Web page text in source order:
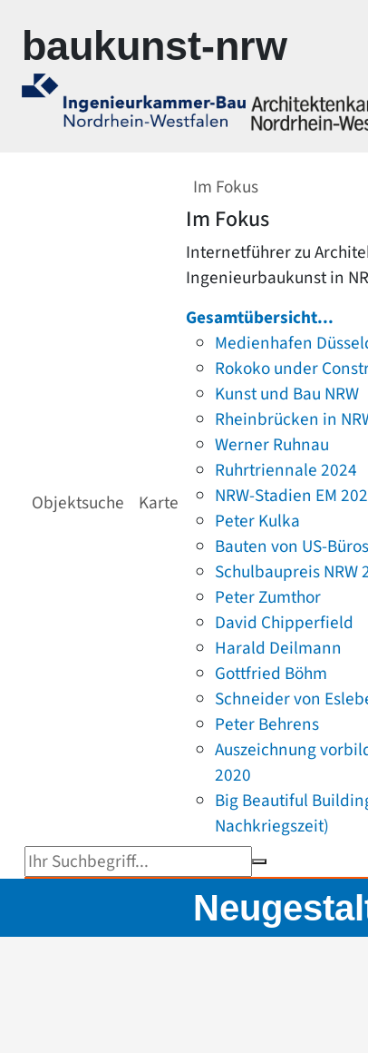
baukunst-nrw
Objektsuche Karte
Im Fokus
Im Fokus
Internetführer zu
Ingenieurbaukunst in
Gesamtübersicht...
Medienhafen
Rokoko under
Kunst und Bau NRW
Rheinbrücken in
Werner Ruhnau
Ruhrtriennale 2024
NRW-Stadien EM
Peter Kulka
Bauten von US-
Schulbaupreis NRW
Peter Zumthor
David Chipperfield
Harald Deilmann
Gottfried Böhm
Schneider von
Peter Behrens
Auszeichnung
2020
Big Beautiful
Nachkriegszeit)
Suchbegriff eingeben